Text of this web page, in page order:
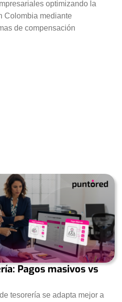
optimizando la
Colombia mediante
de compensación
Pagos masivos vs
tesorería se adapta mejor a